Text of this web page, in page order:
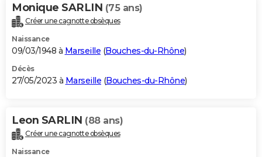
Monique SARLIN (75 ans)
Créer une cagnotte obsèques
Naissance
09/03/1948 à Marseille (Bouches-du-Rhône)
Décès
27/05/2023 à Marseille (Bouches-du-Rhône)
Leon SARLIN (88 ans)
Créer une cagnotte obsèques
Naissance